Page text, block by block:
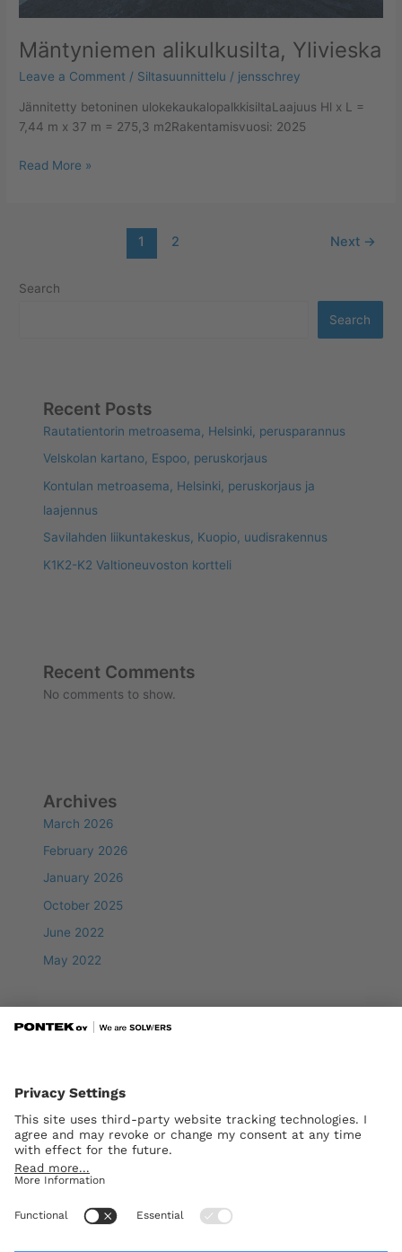
Mäntyniemen alikulkusilta, Ylivieska
Leave a Comment / Siltasuunnittelu / jensschrey
Jännitetty betoninen ulokekaukalopalkkisiltaLaajuus Hl x L =
7,44 m x 37 m = 275,3 m2Rakentamisvuosi: 2025
Read More »
1 2 Next →
Search
Search
Recent Posts
Rautatientorin metroasema, Helsinki, perusparannus
Velskolan kartano, Espoo, peruskorjaus
Kontulan metroasema, Helsinki, peruskorjaus ja
laajennus
Savilahden liikuntakeskus, Kuopio, uudisrakennus
K1K2-K2 Valtioneuvoston kortteli
Recent Comments
No comments to show.
Archives
March 2026
February 2026
January 2026
October 2025
June 2022
May 2022
Rakennesuunnittelu
Siltasuunnittelu